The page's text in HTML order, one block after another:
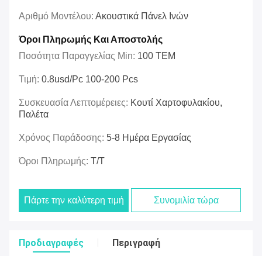
Αριθμό Μοντέλου: Ακουστικά Πάνελ Ινών
Όροι Πληρωμής Και Αποστολής
Ποσότητα Παραγγελίας Min: 100 ΤΕΜ
Τιμή: 0.8usd/pc 100-200 Pcs
Συσκευασία Λεπτομέρειες: Κουτί Χαρτοφυλακίου,
Παλέτα
Χρόνος Παράδοσης: 5-8 Ημέρα Εργασίας
Όροι Πληρωμής: T/T
Πάρτε την καλύτερη τιμή Συνομιλία τώρα
Προδιαγραφές Περιγραφή